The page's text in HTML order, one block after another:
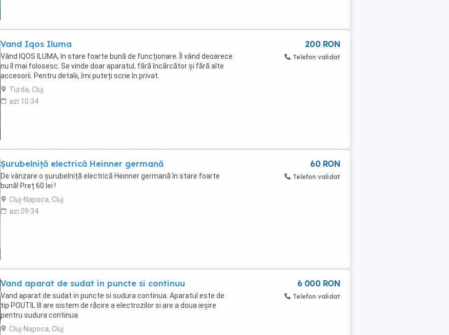
Vand Iqos Iluma
Vând IQOS ILUMA, în stare foarte bună de funcționare. Îl vând deoarece
nu îl mai folosesc. Se vinde doar aparatul, fără încărcător și fără alte
accesorii. Pentru detalii, îmi puteți scrie în privat.
Turda, Cluj
azi 10:34
200 RON
Telefon validat
Șurubelniță electrică Heinner germană
De vânzare o șurubelniță electrică Heinner germană în stare foarte
bună! Preț 60 lei !
Cluj-Napoca, Cluj
azi 09:34
60 RON
Telefon validat
Vand aparat de sudat in puncte si continuu
Vand aparat de sudat in puncte si sudura continua. Aparatul este de
tip POUTIL III are sistem de răcire a electrozilor si are a doua ieșire
pentru sudura continua
Cluj-Napoca, Cluj
6 000 RON
Telefon validat